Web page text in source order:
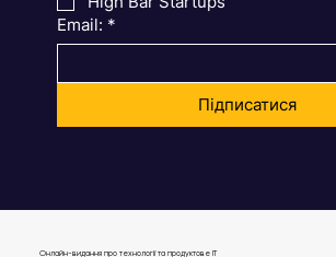
Email: *
Підписатися
Онлайн-видання про технології та продуктове IT